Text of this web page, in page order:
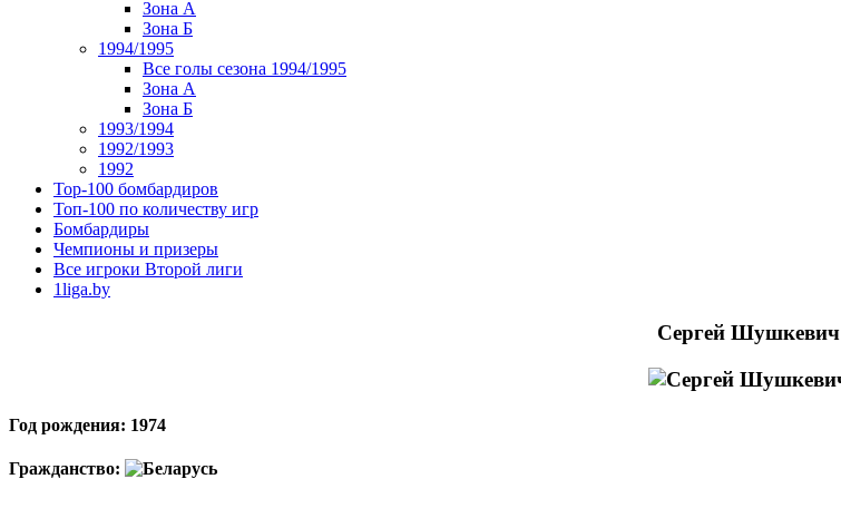
Зона А
Зона Б
1994/1995
Все голы сезона 1994/1995
Зона А
Зона Б
1993/1994
1992/1993
1992
Top-100 бомбардиров
Топ-100 по количеству игр
Бомбардиры
Чемпионы и призеры
Все игроки Второй лиги
1liga.by
Сергей Шушкевич
Год рождения: 1974
Гражданство: